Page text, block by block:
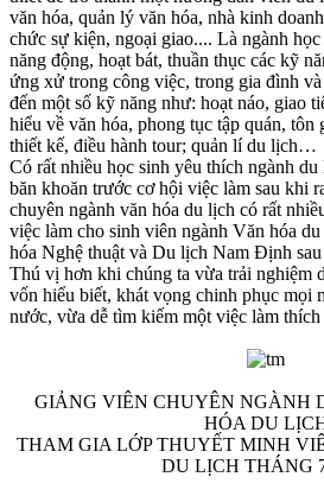
văn hóa, quản lý văn hóa, nhà kinh
chức sự kiện, ngoại giao.... Là ngành
năng động, hoạt bát, thuần thục các kỹ
ứng xử trong công việc, trong gia đình
đến một số kỹ năng như: hoạt náo, giao
hiểu về văn hóa, phong tục tập quán,
thiết kế, điều hành tour; quản lí du lịch…
Có rất nhiều học sinh yêu thích ngành
băn khoăn trước cơ hội việc làm sau khi
chuyên ngành văn hóa du lịch có rất
việc làm cho sinh viên ngành Văn hóa
hóa Nghệ thuật và Du lịch Nam Định
Thú vị hơn khi chúng ta vừa trải nghiệm
vốn hiểu biết, khát vọng chinh phục mọi
nước, vừa dễ tìm kiếm một việc làm
GIẢNG VIÊN CHUYÊN NGÀNH
HÓA DU
THAM GIA LỚP THUYẾT MINH
DU LỊCH THÁNG